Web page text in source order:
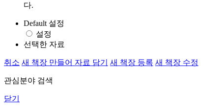
다.
Default 설정
설정
선택한 자료
취소 새 책장 만들어 자료 담기 새 책장 등록 새 책장 수정
관심분야 검색
닫기